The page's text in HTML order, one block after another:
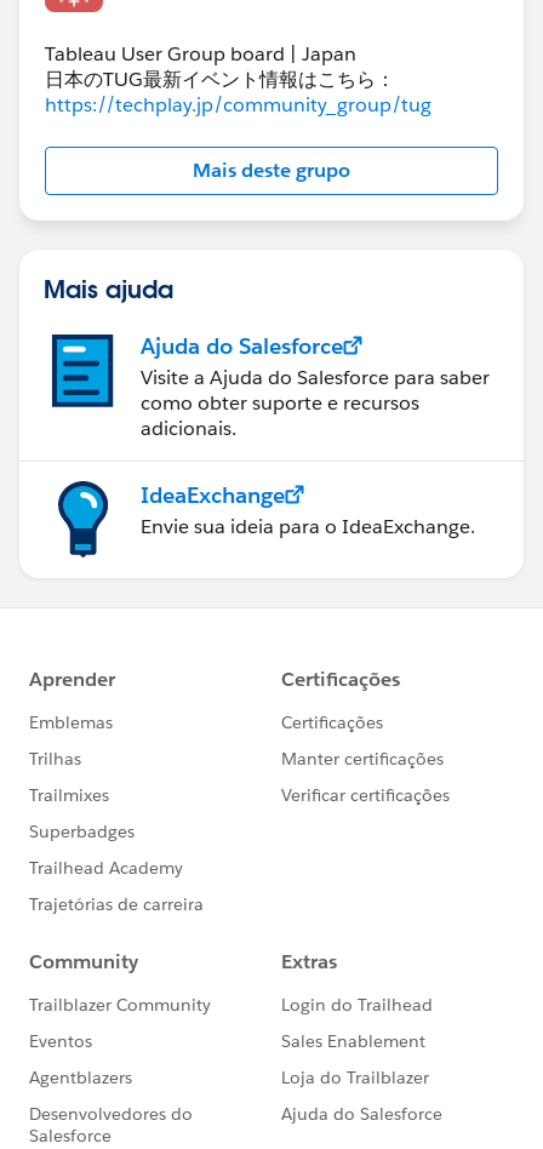
Tableau User Group board | Japan
日本のTUG最新イベント情報はこちら：
https://techplay.jp/community_group/tug
Mais deste grupo
Mais ajuda
Ajuda do Salesforce
Visite a Ajuda do Salesforce para saber
como obter suporte e recursos
adicionais.
IdeaExchange
Envie sua ideia para o IdeaExchange.